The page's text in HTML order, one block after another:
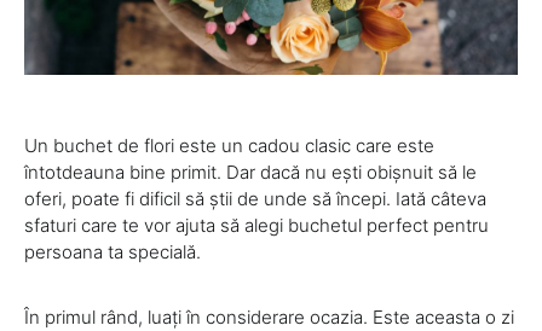
Un buchet de flori este un cadou clasic care este
întotdeauna bine primit. Dar dacă nu ești obișnuit să le
oferi, poate fi dificil să știi de unde să începi. Iată câteva
sfaturi care te vor ajuta să alegi buchetul perfect pentru
persoana ta specială.
În primul rând, luați în considerare ocazia. Este aceasta o zi